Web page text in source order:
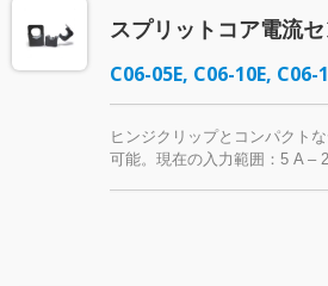
スプリットコア電流
C06-05E, C06-10E, C06-
ヒンジクリップとコンパクト
可能。現在の入力範囲：5 A –